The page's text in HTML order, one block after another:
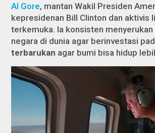
Al Gore, mantan Wakil Presiden
kepresidenan Bill Clinton dan aktivis
terkemuka. Ia konsisten menyerukan
negara di dunia agar berinvestasi
terbarukan agar bumi bisa hidup